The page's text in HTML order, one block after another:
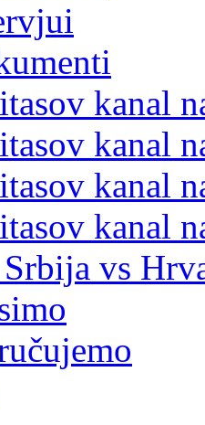
kanal
kanal
kanal
kanal
vs